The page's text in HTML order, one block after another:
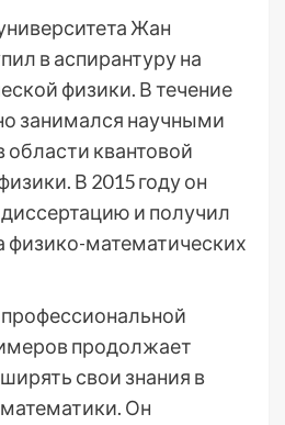
Жан
в аспирантуру на
физики. В течение
занимался научными
квантовой
В 2015 году он
и получил
физико-математических
продолжает
свои знания в
Он